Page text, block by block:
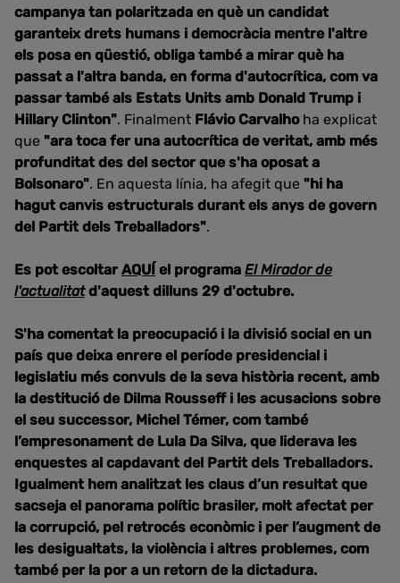
campanya tan polaritzada en què un candidat
garanteix drets humans i democràcia mentre l'altre
els posa en qüestió, obliga també a mirar què ha
passat a l'altra banda, en forma d'autocrítica, com va
passar també als Estats Units amb Donald Trump i
Hillary Clinton". Finalment Flávio Carvalhoha explicat
que "ara toca fer una autocrítica de veritat, amb més
profunditat des del sector que s'ha oposat a
Bolsonaro". En aquesta línia, ha afegit que "hi ha
hagut canvis estructurals durant els anys de govern
del Partit dels Treballadors".
Es pot escoltar AQUÍ el programa El Mirador de
l'actualitatd'aquest dilluns 29 d'octubre.
S'ha comentat la preocupació i la divisió social en un
país que deixa enrere el període presidencial i
legislatiu més convuls de la seva història recent, amb
la destitució de Dilma Rousseff i les acusacions sobre
el seu successor, Michel Témer, com també
l’empresonament de Lula Da Silva, que liderava les
enquestes al capdavant del Partit dels Treballadors.
Igualment hem analitzat les claus d’un resultat que
sacseja el panorama polític brasiler, molt afectat per
la corrupció, pel retrocés econòmic i per l’augment de
les desigualtats, la violència i altres problemes, com
també per la por a un retorn de la dictadura.